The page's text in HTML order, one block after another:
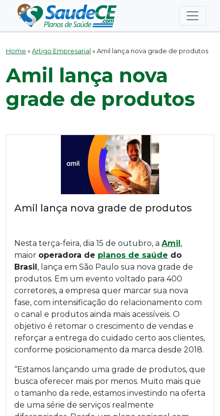
Home » Artigo Empresarial » Amil lança nova grade de produtos
Amil lança nova
grade de produtos
Amil lança nova grade de produtos
Nesta terça-feira, dia 15 de outubro, a Amil,
maior operadora de planos de saúde do
Brasil, lança em São Paulo sua nova grade de
produtos. Em um evento voltado para 400
corretores, a empresa quer marcar sua nova
fase, com intensificação do relacionamento com
o canal e produtos ainda mais acessíveis. O
objetivo é retomar o crescimento de vendas e
reforçar a entrega do cuidado certo aos clientes,
conforme posicionamento da marca desde 2018.
“Estamos lançando uma grade de produtos, que
busca oferecer mais por menos. Muito mais que
o tamanho da rede, estamos investindo na oferta
de uma série de serviços realmente